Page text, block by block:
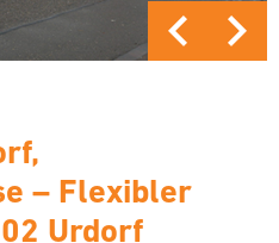
– Flexibler
Urdorf